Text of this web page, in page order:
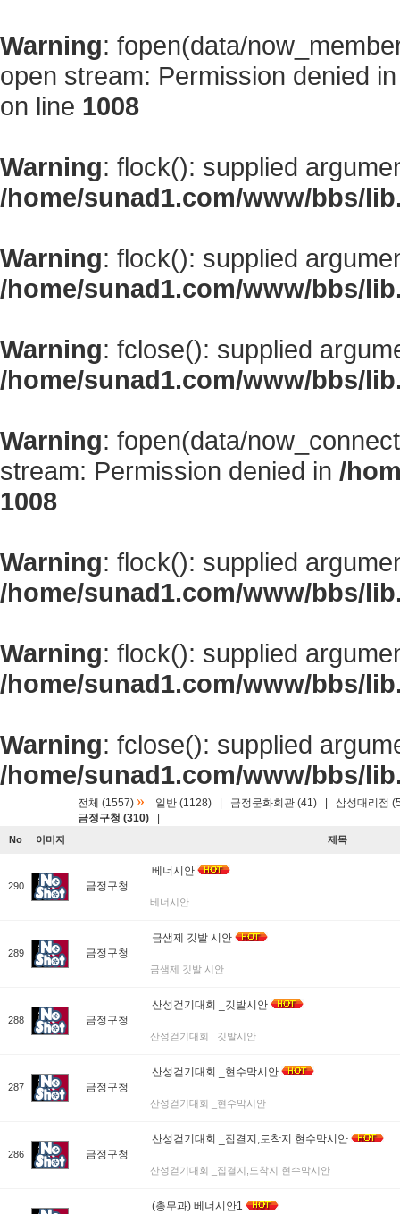
Warning: fopen(data/
open stream: Permission denied
on line 1008
Warning: flock(): supplied
/home/sunad1.com/www/bbs/
Warning: flock(): supplied
/home/sunad1.com/www/bbs/
Warning: fclose(): supplied
/home/sunad1.com/www/bbs/
Warning: fopen(data/
stream: Permission denied in /
1008
Warning: flock(): supplied
/home/sunad1.com/www/bbs/
Warning: flock(): supplied
/home/sunad1.com/www/bbs/
Warning: fclose(): supplied
/home/sunad1.com/www/bbs/
전체 (1557) » 일반 (1128) 금정문화회관 (41)
삼성대리점
금정구청 (310)
No 이미지 제목
290 금정구청
베너시안
베너시안
289 금정구청
금샘제 깃발 시안
금샘제 깃발 시안
288 금정구청
산성걷기대회 _깃발시안
산성걷기대회 _깃발시안
287 금정구청
산성걷기대회 _현수막시안
산성걷기대회 _현수막시안
286 금정구청
산성걷기대회 _집결지,도착지 현수막시안
산성걷기대회 _집결지,도착지 현수막시안
(총무과) 베너시안1